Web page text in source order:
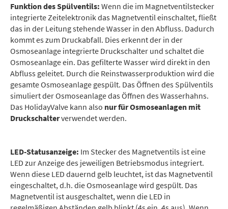
Funktion des Spülventils: Wenn die im Magnetventilstecker
integrierte Zeitelektronik das Magnetventil einschaltet, fließt
das in der Leitung stehende Wasser in den Abfluss. Dadurch
kommt es zum Druckabfall. Dies erkennt der in der
Osmoseanlage integrierte Druckschalter und schaltet die
Osmoseanlage ein. Das gefilterte Wasser wird direkt in den
Abfluss geleitet. Durch die Reinstwasserproduktion wird die
gesamte Osmoseanlage gespült. Das Öffnen des Spülventils
simuliert der Osmoseanlage das Öffnen des Wasserhahns.
Das HolidayValve kann also nur für Osmoseanlagen mit
Druckschalterverwendet werden.
LED-Statusanzeige: Im Stecker des Magnetventils ist eine
LED zur Anzeige des jeweiligen Betriebsmodus integriert.
Wenn diese LED dauernd gelb leuchtet, ist das Magnetventil
eingeschaltet, d.h. die Osmoseanlage wird gespült. Das
Magnetventil ist ausgeschaltet, wenn die LED in